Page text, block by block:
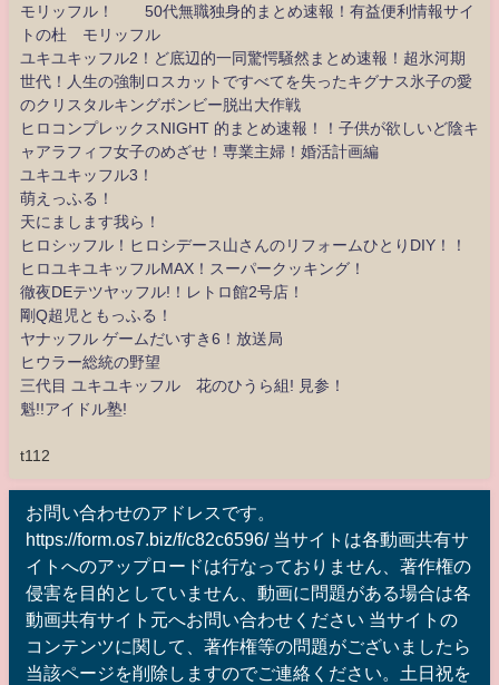
モリッフル！ 50代無職独身的まとめ速報！有益便利情報サイ
トの杜 モリッフル
ユキユキッフル2！ど底辺的一同驚愕騒然まとめ速報！超氷河期
世代！人生の強制ロスカットですべてを失ったキグナス氷子の愛
のクリスタルキングボンビー脱出大作戦
ヒロコンプレックスNIGHT 的まとめ速報！！子供が欲しいど陰キ
ャアラフィフ女子のめざせ！専業主婦！婚活計画編
ユキユキッフル3！
萌えっふる！
天にまします我ら！
ヒロシッフル！ヒロシデース山さんのリフォームひとりDIY！！
ヒロユキユキッフルMAX！スーパークッキング！
徹夜DEテツヤッフル!！レトロ館2号店！
剛Q超児ともっふる！
ヤナッフル ゲームだいすき6！放送局
ヒウラー総統の野望
三代目 ユキユキッフル 花のひうら組! 見参！
魁!!アイドル塾!
t112
お問い合わせのアドレスです。
https://form.os7.biz/f/c82c6596/ 当サイトは各動画共有サ
イトへのアップロードは行なっておりません、著作権の
侵害を目的としていません、動画に問題がある場合は各
動画共有サイト元へお問い合わせください 当サイトの
コンテンツに関して、著作権等の問題がございましたら
当該ページを削除しますのでご連絡ください。土日祝を